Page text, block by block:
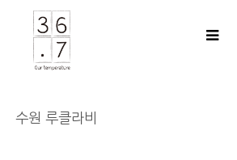
수원 루클라비